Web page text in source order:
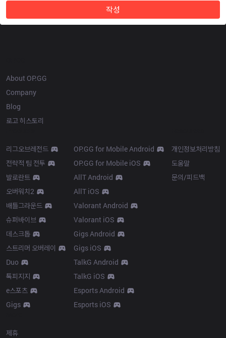
작성
About OP.GG
Company
Blog
로고 히스토리
리그오브레전드
전략적 팀 전투
발로란트
오버워치2
배틀그라운드
슈퍼바이브
데스크톱
스트리머 오버레이
Duo
톡피지지
e스포츠
Gigs
OP.GG for Mobile Android
OP.GG for Mobile iOS
AllT Android
AllT iOS
Valorant Android
Valorant iOS
Gigs Android
Gigs iOS
TalkG Android
TalkG iOS
Esports Android
Esports iOS
개인정보처리방침
도움말
문의/피드백
제휴